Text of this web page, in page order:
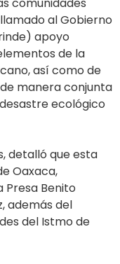
al Gobierno
apoyo
de la
así como de
manera conjunta
ecológico
detalló que esta
Oaxaca,
Benito
además del
del Istmo de